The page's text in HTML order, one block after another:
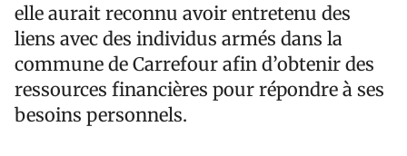
elle aurait reconnu avoir entretenu des
liens avec des individus armés dans la
commune de Carrefour afin d’obtenir des
ressources financières pour répondre à ses
besoins personnels.